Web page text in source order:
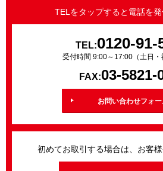
TELをタップすると電話を発
TEL:0120-91-
受付時間 9:00～17:00（土日・
FAX:03-5821-
お問い合わせフォー
初めてお取引する場合は、お客様